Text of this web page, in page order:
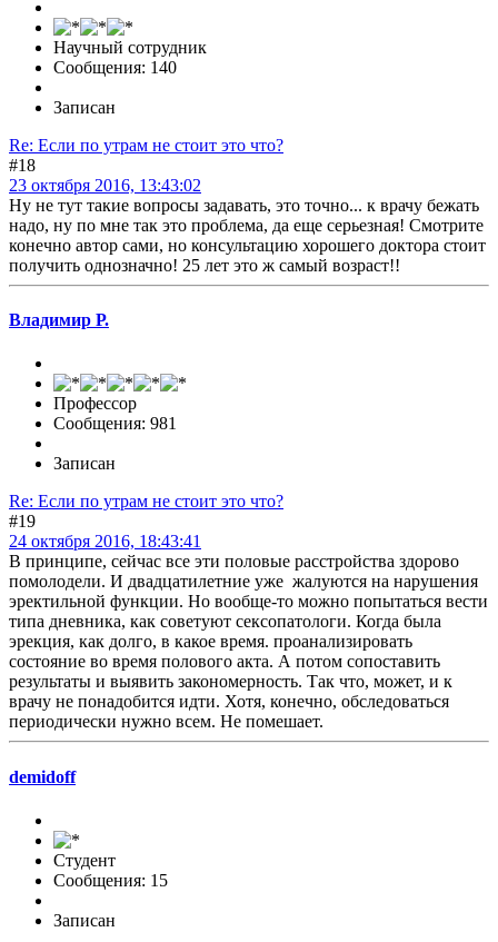
Научный сотрудник
Сообщения: 140
Записан
Re: Если по утрам не стоит это что?
#18
23 октября 2016, 13:43:02
Ну не тут такие вопросы задавать, это точно... к врачу бежать
надо, ну по мне так это проблема, да еще серьезная! Смотрите
конечно автор сами, но консультацию хорошего доктора стоит
получить однозначно! 25 лет это ж самый возраст!!
Владимир Р.
Профессор
Сообщения: 981
Записан
Re: Если по утрам не стоит это что?
#19
24 октября 2016, 18:43:41
В принципе, сейчас все эти половые расстройства здорово
помолодели. И двадцатилетние уже жалуются на нарушения
эректильной функции. Но вообще-то можно попытаться вести
типа дневника, как советуют сексопатологи. Когда была
эрекция, как долго, в какое время. проанализировать
состояние во время полового акта. А потом сопоставить
результаты и выявить закономерность. Так что, может, и к
врачу не понадобится идти. Хотя, конечно, обследоваться
периодически нужно всем. Не помешает.
demidoff
Студент
Сообщения: 15
Записан